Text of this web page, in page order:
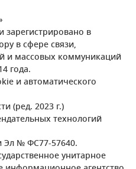
зарегистрировано в
в сфере связи,
и массовых коммуникаций
года.
и автоматического
(ред. 2023 г.)
технологий
Эл № ФС77-57640.
унитарное